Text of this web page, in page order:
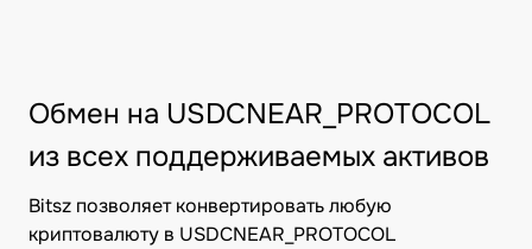
Обмен на USDCNEAR_PROTOCOL
из всех поддерживаемых активов
Bitsz позволяет конвертировать любую
криптовалюту в USDCNEAR_PROTOCOL